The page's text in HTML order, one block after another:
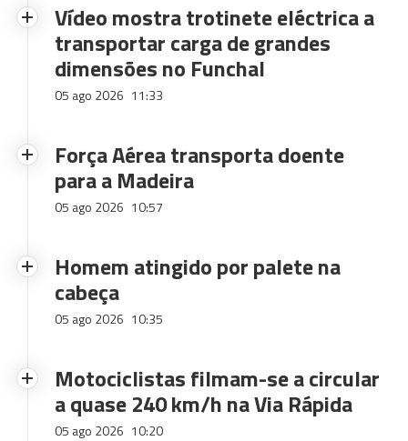
Vídeo mostra trotinete eléctrica a
transportar carga de grandes
dimensões no Funchal
05 ago 2026 11:33
Força Aérea transporta doente
para a Madeira
05 ago 2026 10:57
Homem atingido por palete na
cabeça
05 ago 2026 10:35
Motociclistas filmam-se a circular
a quase 240 km/h na Via Rápida
05 ago 2026 10:20